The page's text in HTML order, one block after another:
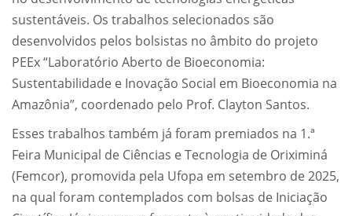
sustentáveis. Os trabalhos selecionados são
desenvolvidos pelos bolsistas no âmbito do projeto
PEEx “Laboratório Aberto de Bioeconomia:
Sustentabilidade e Inovação Social em Bioeconomia na
Amazônia”, coordenado pelo Prof. Clayton Santos.
Esses trabalhos também já foram premiados na 1.ª
Feira Municipal de Ciências e Tecnologia de Oriximiná
(Femcor), promovida pela Ufopa em setembro de 2025,
na qual foram contemplados com bolsas de Iniciação